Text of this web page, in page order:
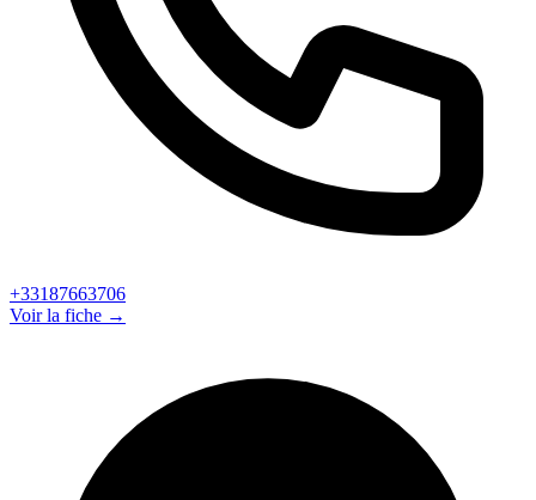
+33187663706
Voir la fiche →